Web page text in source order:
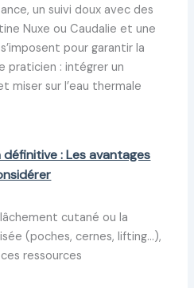
un suivi doux avec des
Nuxe ou Caudalie et une
pour garantir la
praticien : intégrer un
miser sur l’eau thermale
définitive : Les avantages
cutané ou la
(poches, cernes, lifting…),
ressources